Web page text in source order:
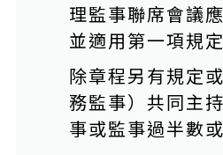
理監事聯席會議
並適用第一項規定
除章程另有規定
務監事）共同主
事或監事過半數